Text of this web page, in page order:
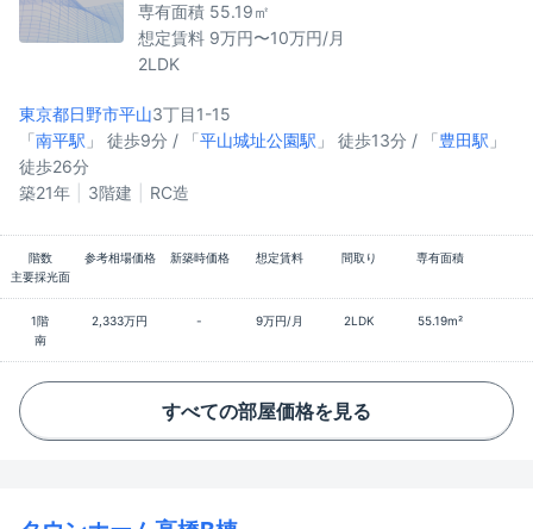
専有面積 55.19㎡
想定賃料 9万円〜10万円/月
2LDK
東京都日野市平山3丁目1-15
「南平駅 」 徒歩9分 / 「平山城址公園駅 」 徒歩13分 / 「豊田駅 」
徒歩26分
築21年
3階建 RC造
階数 参考相場価格 新築時価格 想定賃料 間取り
専有面積
主要採光面
1階 2,333万円 - 9万円/月 2LDK
55.19m²
南
すべての部屋価格を見る